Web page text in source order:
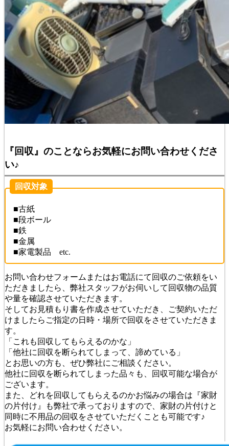
『回収』のことならお気軽にお問い合わせくださ
い♪
回収対象
■古紙
■段ボール
■鉄
■金属
■家電製品 etc.
お問い合わせフォームまたはお電話にて回収のご依頼をい
ただきましたら、弊社スタッフがお伺いして回収物の品質
や量を確認させていただきます。
そしてお見積もり書を作成させていただき、ご契約いただ
けましたらご指定の日時・場所で回収をさせていただきま
す。
「これも回収してもらえるのかな」
「他社に回収を断られてしまって、諦めている」
とお思いの方も、ぜひ弊社にご相談ください。
他社に回収を断られてしまった品々も、回収可能な場合が
ございます。
また、どれを回収してもらえるのかお悩みの場合は『家財
の片付け』も弊社で承っておりますので、家財の片付けと
同時に不用品の回収をさせていただくことも可能です♪
お気軽にお問い合わせください。